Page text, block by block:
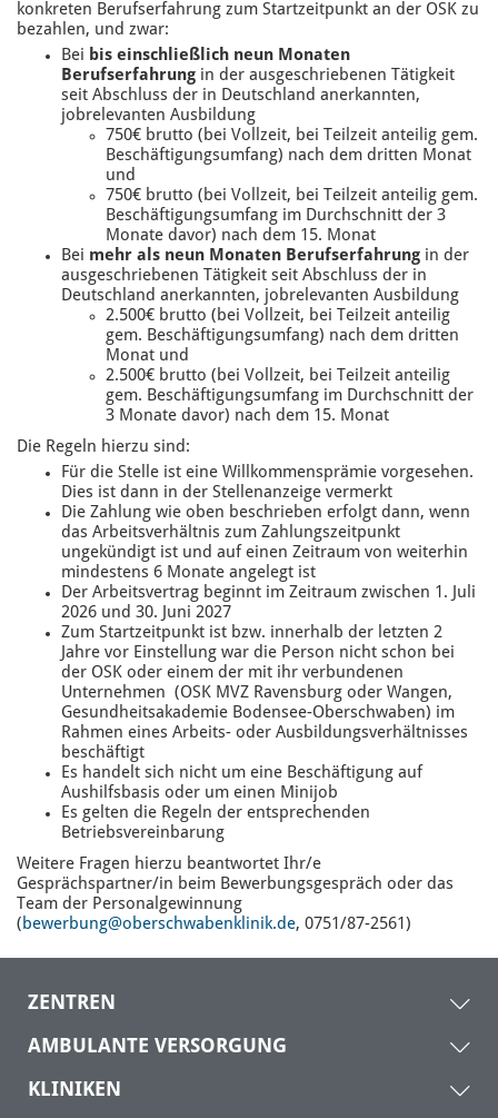
konkreten Berufserfahrung zum Startzeitpunkt an der OSK zu
bezahlen, und zwar:
Bei bis einschließlich neun Monaten
Berufserfahrung in der ausgeschriebenen Tätigkeit
seit Abschluss der in Deutschland anerkannten,
jobrelevanten Ausbildung
750€ brutto (bei Vollzeit, bei Teilzeit anteilig gem.
Beschäftigungsumfang) nach dem dritten Monat
und
750€ brutto (bei Vollzeit, bei Teilzeit anteilig gem.
Beschäftigungsumfang im Durchschnitt der 3
Monate davor) nach dem 15. Monat
Bei mehr als neun Monaten Berufserfahrung in der
ausgeschriebenen Tätigkeit seit Abschluss der in
Deutschland anerkannten, jobrelevanten Ausbildung
2.500€ brutto (bei Vollzeit, bei Teilzeit anteilig
gem. Beschäftigungsumfang) nach dem dritten
Monat und
2.500€ brutto (bei Vollzeit, bei Teilzeit anteilig
gem. Beschäftigungsumfang im Durchschnitt der
3 Monate davor) nach dem 15. Monat
Die Regeln hierzu sind:
Für die Stelle ist eine Willkommensprämie vorgesehen.
Dies ist dann in der Stellenanzeige vermerkt
Die Zahlung wie oben beschrieben erfolgt dann, wenn
das Arbeitsverhältnis zum Zahlungszeitpunkt
ungekündigt ist und auf einen Zeitraum von weiterhin
mindestens 6 Monate angelegt ist
Der Arbeitsvertrag beginnt im Zeitraum zwischen 1. Juli
2026 und 30. Juni 2027
Zum Startzeitpunkt ist bzw. innerhalb der letzten 2
Jahre vor Einstellung war die Person nicht schon bei
der OSK oder einem der mit ihr verbundenen
Unternehmen (OSK MVZ Ravensburg oder Wangen,
Gesundheitsakademie Bodensee-Oberschwaben) im
Rahmen eines Arbeits- oder Ausbildungsverhältnisses
beschäftigt
Es handelt sich nicht um eine Beschäftigung auf
Aushilfsbasis oder um einen Minijob
Es gelten die Regeln der entsprechenden
Betriebsvereinbarung
Weitere Fragen hierzu beantwortet Ihr/e
Gesprächspartner/in beim Bewerbungsgespräch oder das
Team der Personalgewinnung
( bewerbung@oberschwabenklinik.de, 0751/87-2561)
ZENTREN
AMBULANTE VERSORGUNG
KLINIKEN